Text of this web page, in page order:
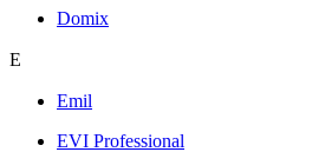
Domix
E
Emil
EVI Professional